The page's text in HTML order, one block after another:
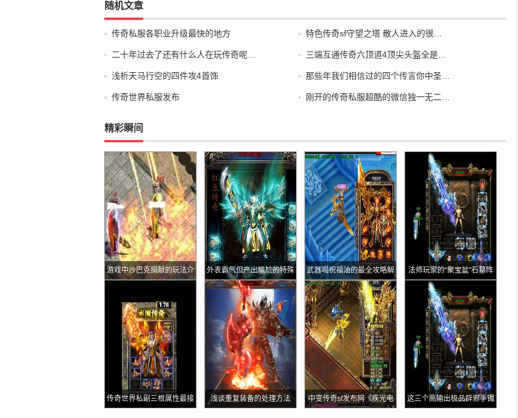
随机文章
传奇私服各职业升级最快的地方 特色传奇sf守望之塔 散人进入的很…
二十年过去了还有什么人在玩传奇呢… 三端互通传奇六顶道4顶尖头盔全是…
浅析天马行空的四件攻4首饰 那些年我们相信过的四个传言你中圣…
传奇世界私服发布 刚开的传奇私服超酷的微信独一无二…
精彩瞬间
游戏中沙巴克捐献的玩法介 外表霸气但产出尴尬的特殊
BOSS
武器喝祝福油的最全攻略解
析
法师玩家的“聚宝盆”石墓阵
传奇世界私副三根属性最接 浅谈重复装备的处理方法 中变传奇sf发布网《疾光电 这三个高输出极品辟邪手镯